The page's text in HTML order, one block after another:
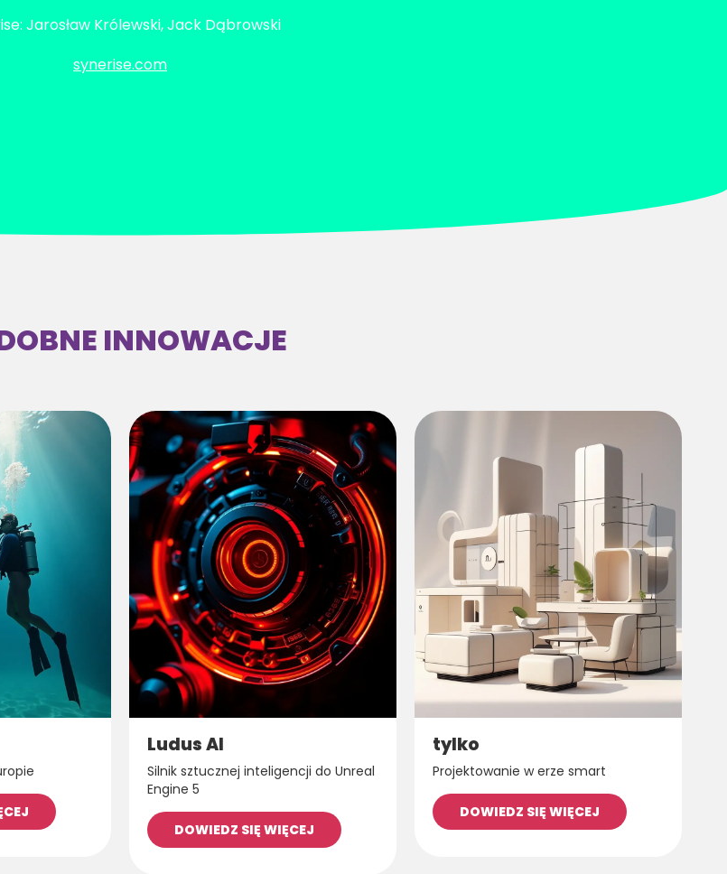
Jarosław Królewski, Jack Dąbrowski
synerise.com
INNOWACJE
Ludus AI
Silnik sztucznej inteligencji do Unreal
Engine 5
DOWIEDZ SIĘ WIĘCEJ
tylko
Projektowanie w erze smart
DOWIEDZ SIĘ WIĘCEJ